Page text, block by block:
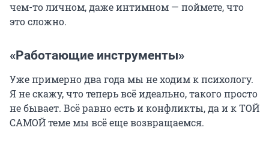
чем-то личном, даже интимном — поймете, что
это сложно.
«Работающие инструменты»
Уже примерно два года мы не ходим к психологу.
Я не скажу, что теперь всё идеально, такого просто
не бывает. Всё равно есть и конфликты, да и к ТОЙ
САМОЙ теме мы всё еще возвращаемся.